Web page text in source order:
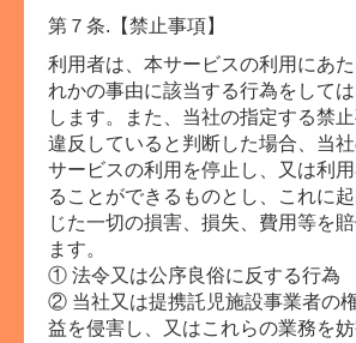
第７条.【禁止事項】
利用者は、本サービスの利用にあ
れかの事由に該当する行為をして
します。また、当社の指定する禁
違反していると判断した場合、当
サービスの利用を停止し、又は利
ることができるものとし、これに
じた一切の損害、損失、費用等を
ます。
① 法令又は公序良俗に反する行為
② 当社又は提携託児施設事業者の
益を侵害し、又はこれらの業務を